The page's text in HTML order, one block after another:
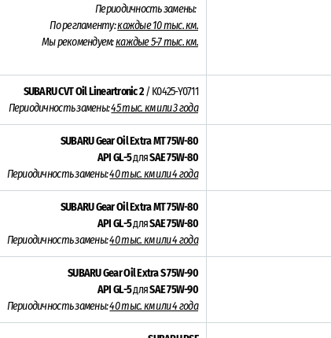
Периодичность замены:
По регламенту:каждые 10 тыс. км.
Мы рекомендуем:каждые 5-7 тыс. км.
SUBARU CVT Oil Lineartronic 2/ K0425-Y0711
Периодичность замены:45тыс. км или 3 года
SUBARU Gear Oil Extra MT 75W-80
API GL-5дляSAE 75W-80
Периодичность замены:40 тыс. км или 4 года
SUBARU Gear Oil Extra MT 75W-80
API GL-5дляSAE 75W-80
Периодичность замены:40 тыс. км или 4 года
SUBARU Gear Oil Extra S 75W-90
API GL-5дляSAE 75W-90
Периодичность замены:40 тыс. км или 4 года